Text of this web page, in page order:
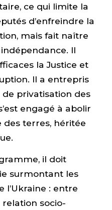
ce qui limite la
d’enfreindre la
mais fait naître
Il
la Justice et
Il a entrepris
privatisation des
engagé à abolir
des terres, héritée
il doit
surmontant les
l’Ukraine : entre
relation socio-